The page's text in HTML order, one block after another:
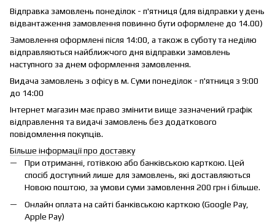
Відправка замовлень понеділок - п'ятниця (для відправки у день
відвантаження замовлення повинно бути оформлене до 14.00)
Замовлення оформлені після 14:00, а також в суботу та неділю
відправляються найближчого дня відправки замовлень
наступного за днем оформлення замовлення.
Видача замовлень з офісу в м. Суми понеділок - п'ятниця з 9:00
до 14:00
Інтернет магазин має право змінити вище зазначений графік
відправлення та видачі замовлень без додаткового
повідомлення покупців.
Більше інформації про доставку
При отриманні, готівкою або банківською карткою. Цей
спосіб доступний лише для замовлень, які доставляються
Новою поштою, за умови суми замовлення 200 грн і більше.
Онлайн оплата на сайті банківською карткою (Google Pay,
Apple Pay)